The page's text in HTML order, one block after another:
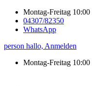
Montag-Freitag
04307/82350
WhatsApp
person hallo, Anmelden
Montag-Freitag 10:00